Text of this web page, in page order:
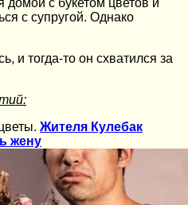
с супругой. Однако
и тогда-то он схватился за
Жителя Кулебак
жену